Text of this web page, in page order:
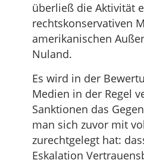
überließ die Aktivität
rechtskonservativen
amerikanischen
Nuland.
Es wird in der
Medien in der Regel
Sanktionen das
man sich zuvor mit
zurechtgelegt hat:
Eskalation